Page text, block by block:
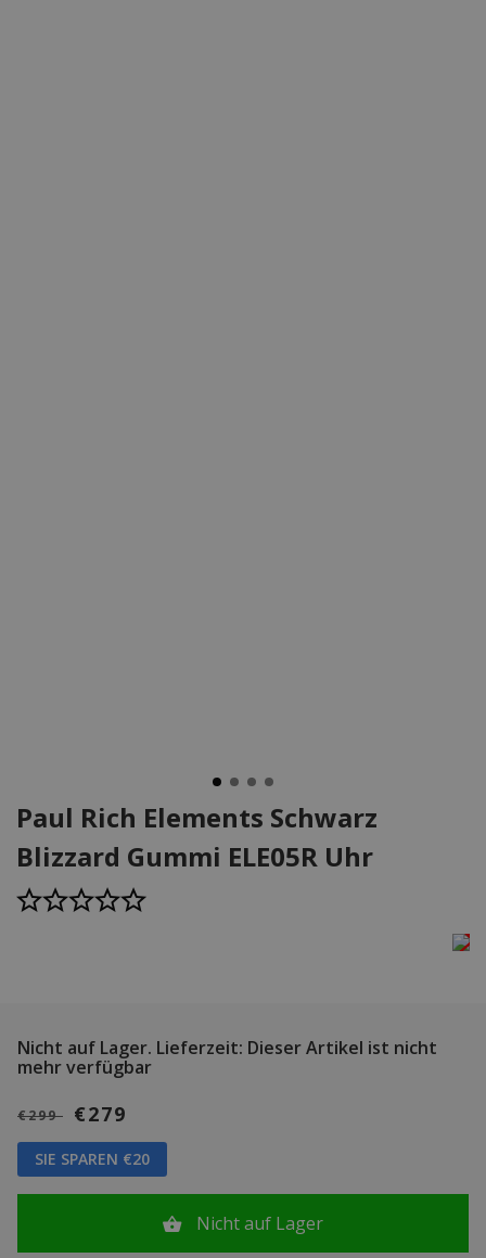
Paul Rich Elements Schwarz
Blizzard Gummi ELE05R Uhr
Nicht auf Lager. Lieferzeit: Dieser Artikel ist nicht
mehr verfügbar
€299 €279
SIE SPAREN €20
Nicht auf Lager